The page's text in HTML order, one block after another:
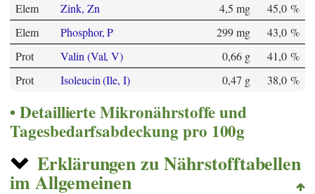
Elem
Zink, Zn 4,5 mg
45,0 %
Elem
Phosphor, P 299 mg
43,0 %
Prot
Valin (Val, V) 0,66 g
41,0 %
Prot
Isoleucin (Ile, I) 0,47 g 38,0 %
Detaillierte Mikronährstoffe und
Tagesbedarfsabdeckung pro 100g
Erklärungen zu Nährstofftabellen
im Allgemeinen